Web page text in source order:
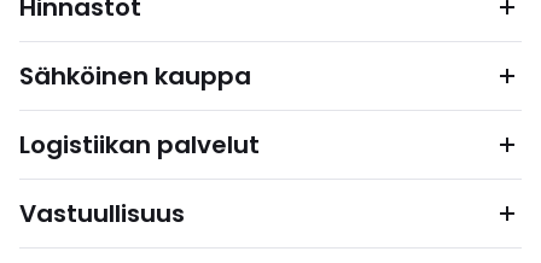
Hinnastot
Sähköinen kauppa
Logistiikan palvelut
Vastuullisuus